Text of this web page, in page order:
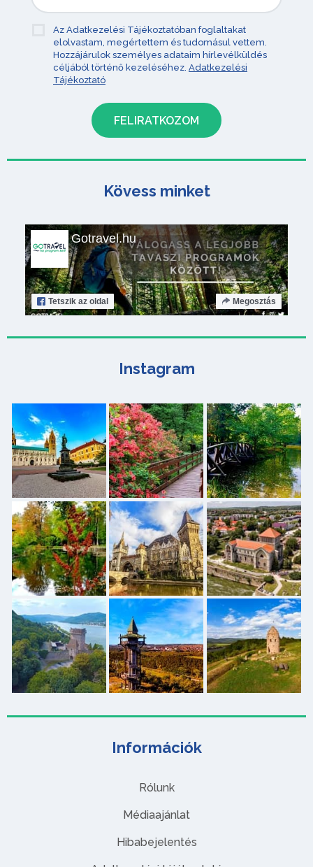
Információk
Rólunk
Médiaajánlat
Hibabejelentés
Az Adatkezelési Tájékoztatóban foglaltakat
elolvastam, megértettem és tudomásul vettem.
Hozzájárulok személyes adataim hírlevélküldés
céljából történő kezeléséhez. Adatkezelési
Tájékoztató
Kövess minket
Gotravel.hu
Tetszik az oldal Megosztás
Instagram